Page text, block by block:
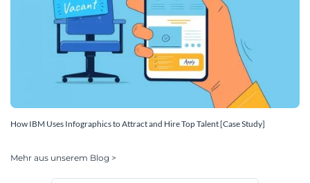
How IBM Uses Infographics to Attract and Hire Top Talent [Case Study]
Mehr aus unserem Blog >